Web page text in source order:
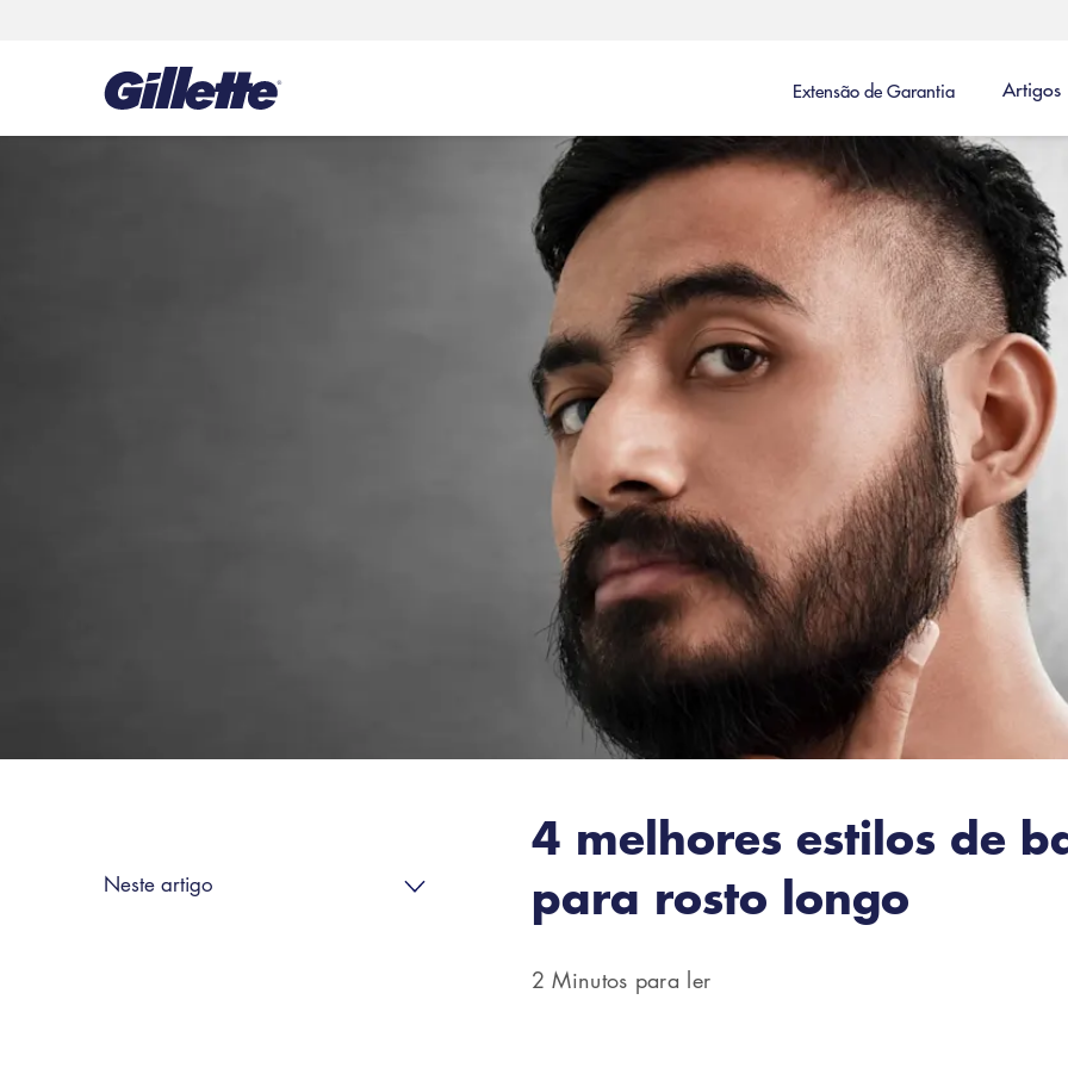
Extensão de Garantia Artigos
Neste artigo
4 melhores estilos de
para rosto longo
2 Minutos para ler